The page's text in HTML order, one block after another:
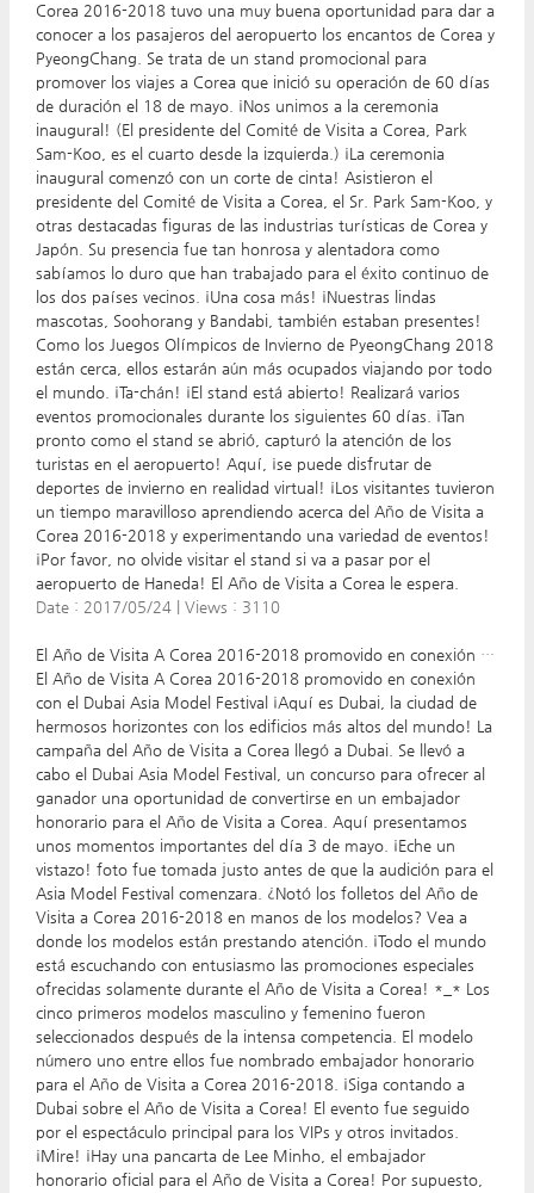
Corea 2016-2018 tuvo una muy buena oportunidad para dar a
conocer a los pasajeros del aeropuerto los encantos de Corea y
PyeongChang. Se trata de un stand promocional para
promover los viajes a Corea que inició su operación de 60 días
de duración el 18 de mayo. ¡Nos unimos a la ceremonia
inaugural! (El presidente del Comité de Visita a Corea, Park
Sam-Koo, es el cuarto desde la izquierda.) ¡La ceremonia
inaugural comenzó con un corte de cinta! Asistieron el
presidente del Comité de Visita a Corea, el Sr. Park Sam-Koo, y
otras destacadas figuras de las industrias turísticas de Corea y
Japón. Su presencia fue tan honrosa y alentadora como
sabíamos lo duro que han trabajado para el éxito continuo de
los dos países vecinos. ¡Una cosa más! ¡Nuestras lindas
mascotas, Soohorang y Bandabi, también estaban presentes!
Como los Juegos Olímpicos de Invierno de PyeongChang 2018
están cerca, ellos estarán aún más ocupados viajando por todo
el mundo. ¡Ta-chán! ¡El stand está abierto! Realizará varios
eventos promocionales durante los siguientes 60 días. ¡Tan
pronto como el stand se abrió, capturó la atención de los
turistas en el aeropuerto! Aquí, ¡se puede disfrutar de
deportes de invierno en realidad virtual! ¡Los visitantes tuvieron
un tiempo maravilloso aprendiendo acerca del Año de Visita a
Corea 2016-2018 y experimentando una variedad de eventos!
¡Por favor, no olvide visitar el stand si va a pasar por el
aeropuerto de Haneda! El Año de Visita a Corea le espera.
Date : 2017/05/24 Views : 3110
El Año de Visita A Corea 2016-2018 promovido en conexión con el Dubai Asia Model Festival
El Año de Visita A Corea 2016-2018 promovido en conexión
con el Dubai Asia Model Festival ¡Aquí es Dubai, la ciudad de
hermosos horizontes con los edificios más altos del mundo! La
campaña del Año de Visita a Corea llegó a Dubai. Se llevó a
cabo el Dubai Asia Model Festival, un concurso para ofrecer al
ganador una oportunidad de convertirse en un embajador
honorario para el Año de Visita a Corea. Aquí presentamos
unos momentos importantes del día 3 de mayo. ¡Eche un
vistazo! foto fue tomada justo antes de que la audición para el
Asia Model Festival comenzara. ¿Notó los folletos del Año de
Visita a Corea 2016-2018 en manos de los modelos? Vea a
donde los modelos están prestando atención. ¡Todo el mundo
está escuchando con entusiasmo las promociones especiales
ofrecidas solamente durante el Año de Visita a Corea! *_* Los
cinco primeros modelos masculino y femenino fueron
seleccionados después de la intensa competencia. El modelo
número uno entre ellos fue nombrado embajador honorario
para el Año de Visita a Corea 2016-2018. ¡Siga contando a
Dubai sobre el Año de Visita a Corea! El evento fue seguido
por el espectáculo principal para los VIPs y otros invitados.
¡Mire! ¡Hay una pancarta de Lee Minho, el embajador
honorario oficial para el Año de Visita a Corea! Por supuesto,